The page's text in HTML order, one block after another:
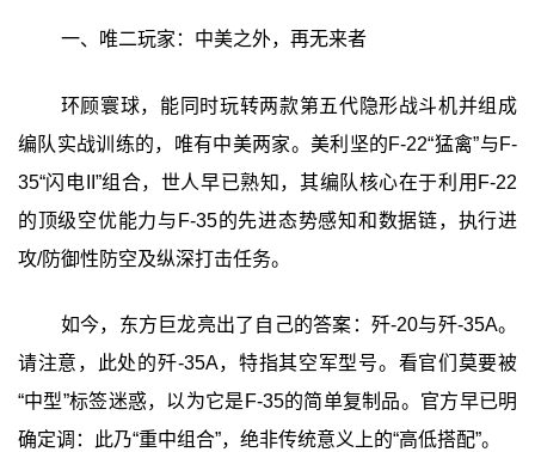
一、唯二玩家：中美之外，再无来者
环顾寰球，能同时玩转两款第五代隐形战斗机并组成
编队实战训练的，唯有中美两家。美利坚的F-22“猛禽”与F-
35“闪电II”组合，世人早已熟知，其编队核心在于利用F-22
的顶级空优能力与F-35的先进态势感知和数据链，执行进
攻/防御性防空及纵深打击任务。
如今，东方巨龙亮出了自己的答案：歼-20与歼-35A。
请注意，此处的歼-35A，特指其空军型号。看官们莫要被
“中型”标签迷惑，以为它是F-35的简单复制品。官方早已明
确定调：此乃“重中组合”，绝非传统意义上的“高低搭配”。